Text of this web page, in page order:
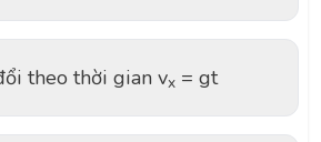
theo thời gian vx = gt